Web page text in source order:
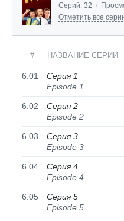
Серий: 32 /
Отметить все
# НАЗВАНИЕ СЕРИИ
6.01
Серия 1
Episode 1
6.02
Серия 2
Episode 2
6.03
Серия 3
Episode 3
6.04
Серия 4
Episode 4
6.05
Серия 5
Episode 5